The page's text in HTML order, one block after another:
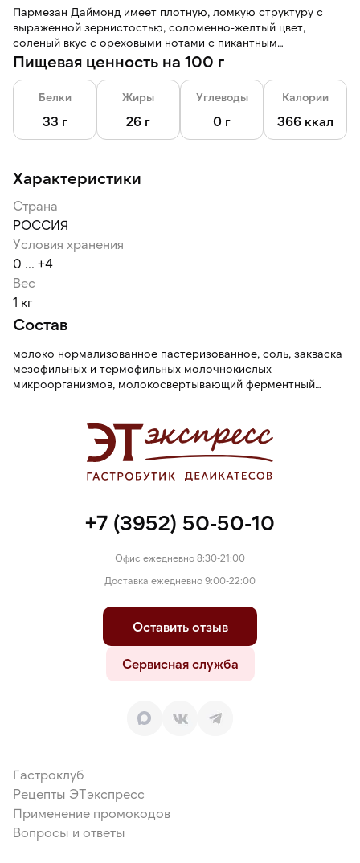
Пармезан Даймонд имеет плотную, ломкую структуру с
выраженной зернистостью, соломенно-желтый цвет,
соленый вкус с ореховыми нотами с пикантным
послевкусием.
Пищевая ценность на 100 г
Белки
33 г
Жиры
26 г
Углеводы
0 г
Калории
366 ккал
Характеристики
Страна
РОССИЯ
Условия хранения
0 ... +4
Вес
1 кг
Состав
молоко нормализованное пастеризованное, соль, закваска
мезофильных и термофильных молочнокислых
микроорганизмов, молокосвертывающий ферментный
+7 (3952) 50-50-10
Офис ежедневно 8:30-21:00
Доставка ежедневно 9:00-22:00
Оставить отзыв
Сервисная служба
Гастроклуб
Рецепты ЭТэкспресс
Применение промокодов
Вопросы и ответы